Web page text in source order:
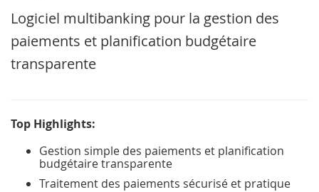
Logiciel multibanking pour la gestion des
paiements et planification budgétaire
transparente
Top Highlights:
Gestion simple des paiements et planification
budgétaire transparente
Traitement des paiements sécurisé et pratique